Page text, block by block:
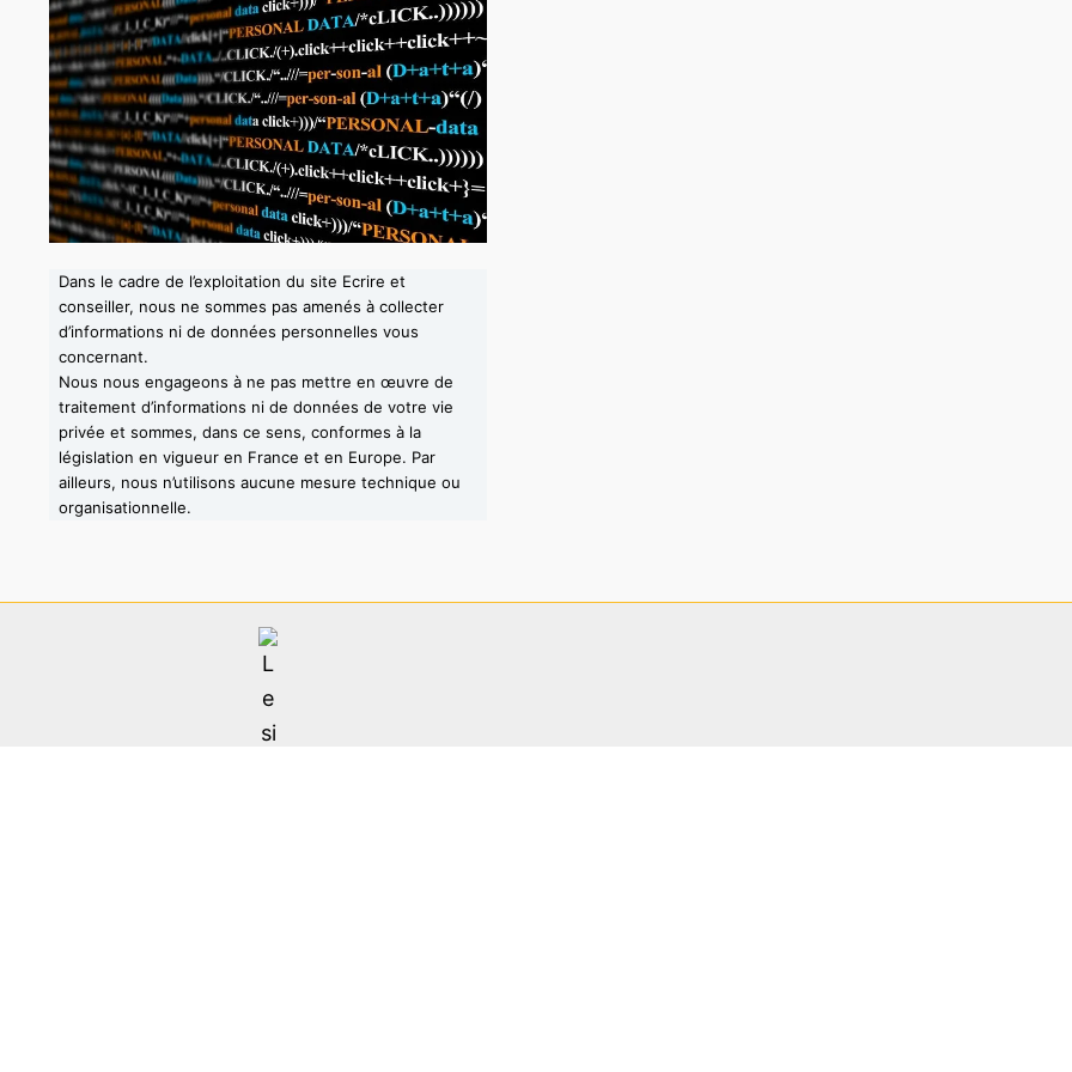
Dans le cadre de l’exploitation du site Ecrire et
conseiller, nous ne sommes pas amenés à collecter
d’informations ni de données personnelles vous
concernant.
Nous nous engageons à ne pas mettre en œuvre de
traitement d’informations ni de données de votre vie
privée et sommes, dans ce sens, conformes à la
législation en vigueur en France et en Europe. Par
ailleurs, nous n’utilisons aucune mesure technique ou
organisationnelle.